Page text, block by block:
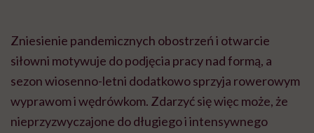
Zniesienie pandemicznych obostrzeń i otwarcie
siłowni motywuje do podjęcia pracy nad formą, a
sezon wiosenno-letni dodatkowo sprzyja rowerowym
wyprawom i wędrówkom. Zdarzyć się więc może, że
nieprzyzwyczajone do długiego i intensywnego